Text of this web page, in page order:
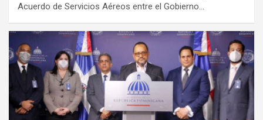
Acuerdo de Servicios Aéreos entre el Gobierno…